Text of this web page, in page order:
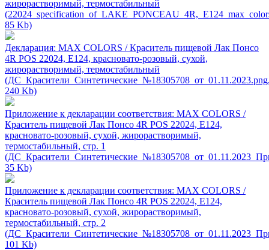
жирорастворимый, термостабильный
85 Kb)
Декларация: MAX COLORS / Краситель пищевой Лак Понсо
4R POS 22024, Е124, красновато-розовый, сухой,
жирорастворимый, термостабильный
240 Kb)
Приложение к декларации соответствия: MAX COLORS /
Краситель пищевой Лак Понсо 4R POS 22024, Е124,
красновато-розовый, сухой, жирорастворимый,
термостабильный, стр. 1
35 Kb)
Приложение к декларации соответствия: MAX COLORS /
Краситель пищевой Лак Понсо 4R POS 22024, Е124,
красновато-розовый, сухой, жирорастворимый,
термостабильный, стр. 2
101 Kb)